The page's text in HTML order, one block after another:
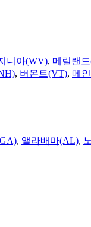
니아(WV), 메릴랜
, 버몬트(VT), 메
, 앨라배마(AL),